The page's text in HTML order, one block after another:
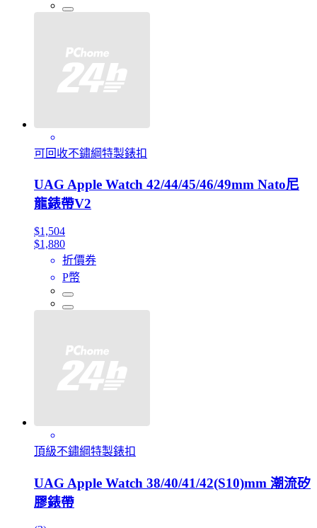
可回收不鏽綱特製錶扣
UAG Apple Watch 42/44/45/46/49mm Nato尼
龍錶帶V2
$1,504
$1,880
折價券
P幣
頂級不鏽綱特製錶扣
UAG Apple Watch 38/40/41/42(S10)mm 潮流矽
膠錶帶